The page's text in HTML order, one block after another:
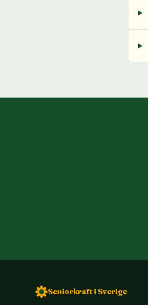
Seniorkraft i Sverige